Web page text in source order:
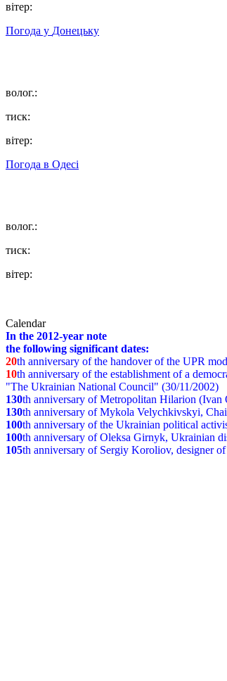
вітер:
Погода у Донецьку
волог.:
тиск:
вітер:
Погода в Одесі
волог.:
тиск:
вітер:
Calendar
In the 2012-year note
the following significant dates:
20th anniversary of the handover of the UPR
10th anniversary of the establishment of a
"The Ukrainian National Council" (30/11/2002)
130th anniversary of Metropolitan Hilarion (Ivan
130th anniversary of Mykola Velychkivskyi,
100th anniversary of the Ukrainian political
100th anniversary of Oleksa Girnyk, Ukrainian
105th anniversary of Sergiy Koroliov, designer